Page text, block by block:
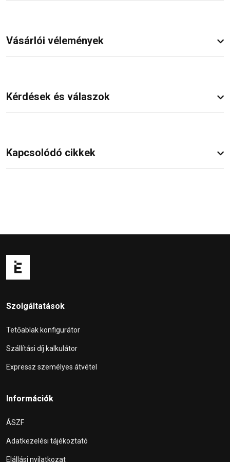
Vásárlói vélemények
Kérdések és válaszok
Kapcsolódó cikkek
Szolgáltatások
Tetőablak konfigurátor
Szállítási díj kalkulátor
Expressz személyes átvétel
Információk
ÁSZF
Adatkezelési tájékoztató
Elállási nyilatkozat